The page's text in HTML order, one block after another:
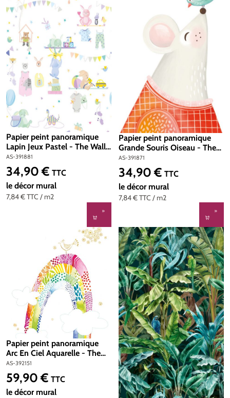
Papier peint panoramique
Lapin Jeux Pastel - The Wall
2 d'A.S. Création | Réf. AS-
391881
AS-391881
7,84 €TTC / m2
Prix régulier :
34,90 € TTC
le décor mural
Papier peint panoramique
Grande Souris Oiseau - The
Wall 2 d'A.S. Création | Réf.
AS-391871
AS-391871
7,84 €TTC / m2
Prix régulier :
34,90 € TTC
le décor mural
Papier peint panoramique
Arc En Ciel Aquarelle - The
Wall 2 d'A.S. Création | Réf.
AS-392151
AS-392151
Prix régulier :
59,90 € TTC
le décor mural